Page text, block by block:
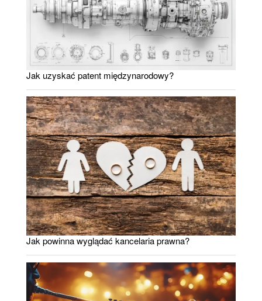
Jak uzyskać patent międzynarodowy?
Jak powinna wyglądać kancelaria prawna?